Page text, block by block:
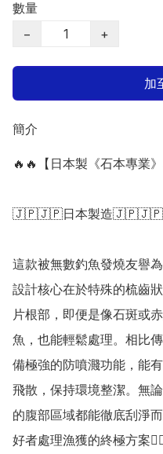
數量
−
+
加
簡介
🔥🔥【日本製《石本專業
🇯🇵🇯🇵日本製造🇯🇵🇯🇵
這款被無數釣魚發燒友譽
設計核心在於特殊的梳齒
片根部，即便是像石斑或
魚，也能輕鬆處理。相比
備極強的防噴濺功能，能
飛散，保持環境整潔。無
的腹部區域都能徹底刮淨
好者處理漁獲的終極方案